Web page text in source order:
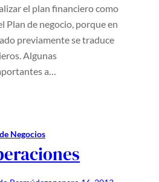
el plan financiero como
Plan de negocio, porque en
previamente se traduce
Algunas
a…
Negocios